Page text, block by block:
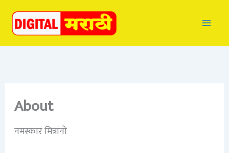
content
About
नमस्कार मित्रांनो